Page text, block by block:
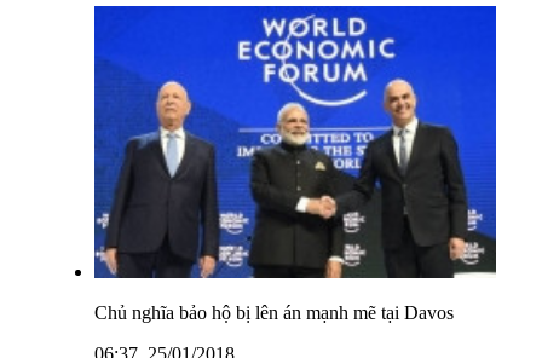
Chủ nghĩa bảo hộ bị lên án mạnh mẽ tại Davos